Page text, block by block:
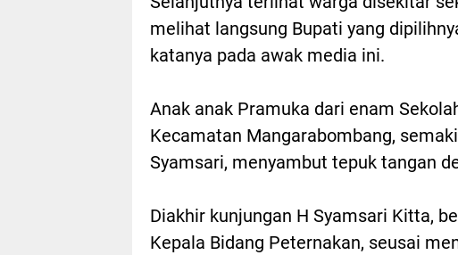
melihat langsung Bupati yang
katanya pada awak media ini.
Anak anak Pramuka dari enam
Kecamatan Mangarabombang,
Syamsari, menyambut tepuk tangan
Diakhir kunjungan H Syamsari Kitta,
Kepala Bidang Peternakan, seusai